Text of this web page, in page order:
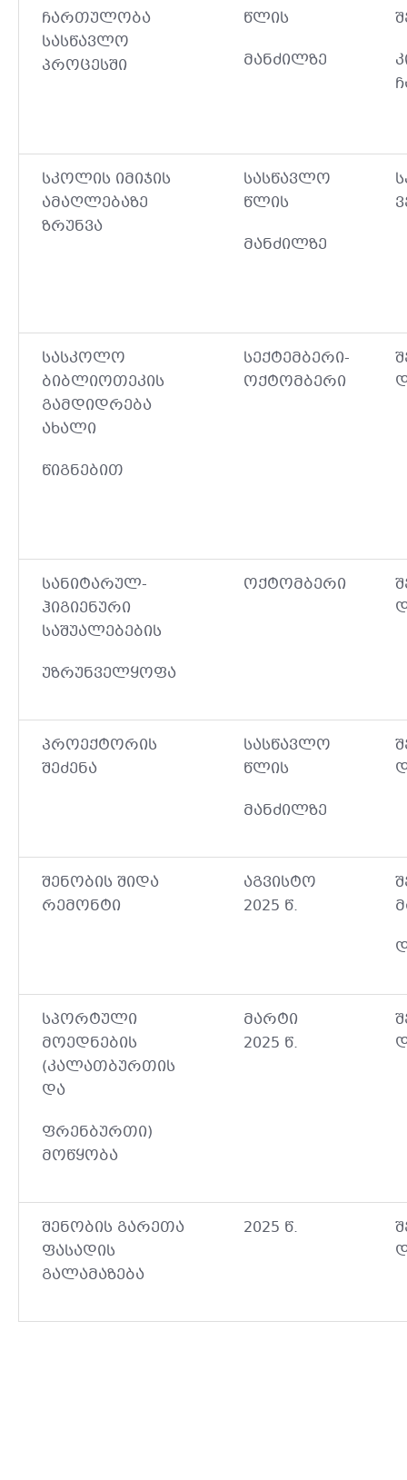
ჩართულობა
სასწავლო
პროცესში
წლის
მანძილზე
სკოლის იმიჯის
ამაღლებაზე
ზრუნვა
სასწავლო
წლის
მანძილზე
სასკოლო
ბიბლიოთეკის
გამდიდრება
ახალი
წიგნებით
სექტემბერი-
ოქტომბერი
სანიტარულ-
ჰიგიენური
საშუალებების
უზრუნველყოფა
ოქტომბერი
პროექტორის
შეძენა
სასწავლო
წლის
მანძილზე
შენობის შიდა
რემონტი
აგვისტო
2025 წ.
სპორტული
მოედნების
(კალათბურთის
და
ფრენბურთი)
მოწყობა
მარტი
2025 წ.
შენობის გარეთა
ფასადის
გალამაზება
2025 წ.